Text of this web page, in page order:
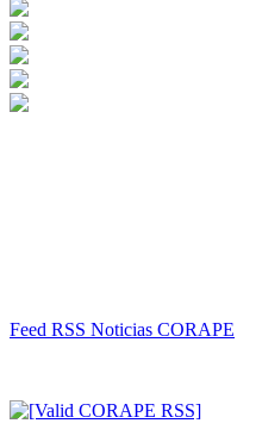
Feed RSS Noticias CORAPE